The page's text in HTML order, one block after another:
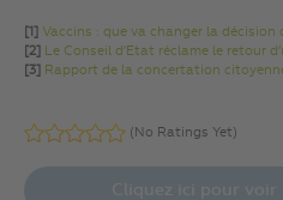
[1] Vaccins : que va changer la décision
[2] Le Conseil d’Etat réclame le retour
[3] Rapport de la concertation
(No Ratings Yet)